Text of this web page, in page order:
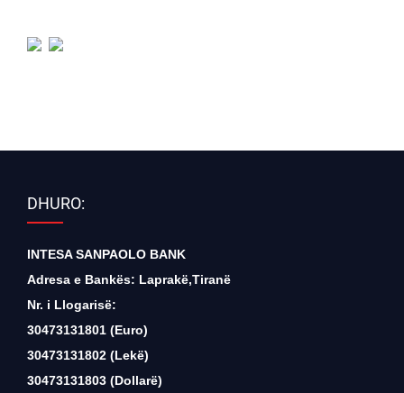
DHURO:
INTESA SANPAOLO BANK
Adresa e Bankës: Laprakë,Tiranë
Nr. i Llogarisë:
30473131801 (Euro)
30473131802 (Lekë)
30473131803 (Dollarë)